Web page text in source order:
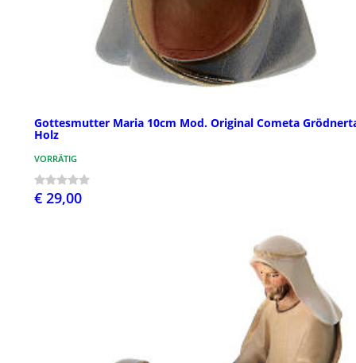
Gottesmutter Maria 10cm Mod. Original Cometa
Holz
VORRÄTIG
€ 29,00